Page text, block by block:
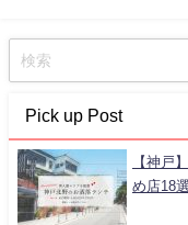
Pick up Post
【神戸
め店18